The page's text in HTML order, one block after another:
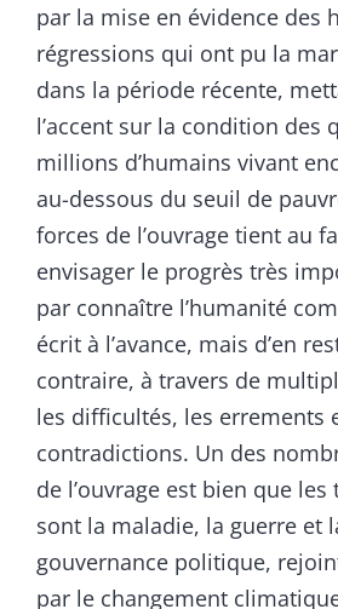
par la mise en évidence des
régressions qui ont pu la
dans la période récente,
l’accent sur la condition des
millions d’humains vivant
au-dessous du seuil de
forces de l’ouvrage tient au
envisager le progrès très
par connaître l’humanité
écrit à l’avance, mais d’en
contraire, à travers de
les difficultés, les errements
contradictions. Un des
de l’ouvrage est bien que
sont la maladie, la guerre et
gouvernance politique,
par le changement